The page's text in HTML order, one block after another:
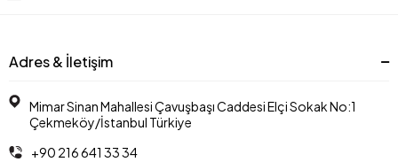
Adres & İletişim
Mimar Sinan Mahallesi Çavuşbaşı Caddesi Elçi Sokak No:1
Çekmeköy/İstanbul Türkiye
+90 216 641 33 34